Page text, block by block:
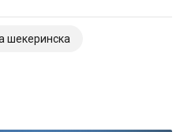
шекеринска